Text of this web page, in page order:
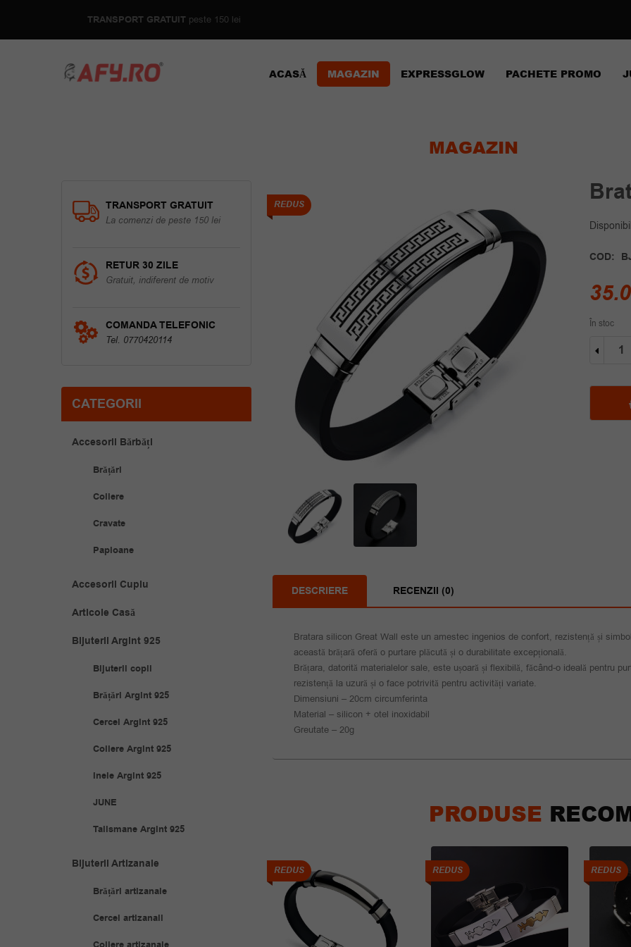
TRANSPORT GRATUIT peste 150 lei
ACASĂ MAGAZIN EXPRESSGLOW PACHETE PROMO
MAGAZIN
REDUS
COD:
În stoc
Bratara
DESCRIERE RECENZII (0)
Bratara silicon Great Wall este un amestec ingenios de confort, rezistență și
această brățară oferă o purtare plăcută și o durabilitate excepțională.
Brățara, datorită materialelor sale, este ușoară și flexibilă, făcând-o ideală pentru
rezistență la uzură și o face potrivită pentru activități variate.
Dimensiuni – 20cm circumferinta
Material – silicon + otel inoxidabil
Greutate – 20g
PRODUSE
REDUS REDUS REDUS REDUS
TRANSPORT GRATUIT
La comenzi de peste 150 lei
RETUR 30 ZILE
Gratuit, indiferent de motiv
COMANDA TELEFONIC
Tel. 0770420114
CATEGORII
Accesorii Bărbăți
Brățări
Coliere
Cravate
Papioane
Accesorii Cuplu
Articole Casă
Bijuterii Argint 925
Bijuterii copii
Brățări Argint 925
Cercei Argint 925
Coliere Argint 925
Inele Argint 925
JUNE
Talismane Argint 925
Bijuterii Artizanale
Brățări artizanale
Cercei artizanali